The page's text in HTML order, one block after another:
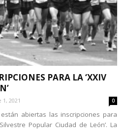
PARA LA ‘XXIV
2021 0
abiertas las inscripciones para
Popular Ciudad de León’. La